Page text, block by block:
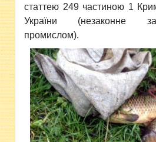
статтею 249 частиною 1
України (незаконне
промислом).